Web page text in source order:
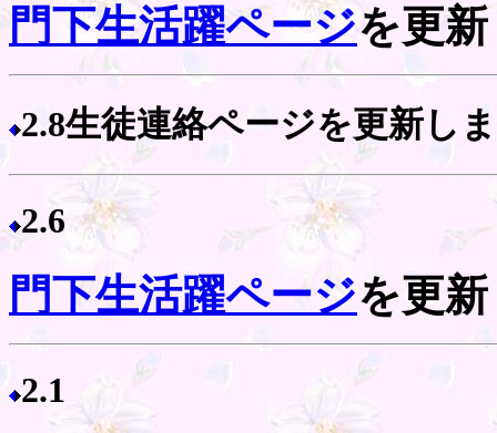
門下生活躍ページを更
2.8生徒連絡ページを更新し
2.6
門下生活躍ページを更
2.1